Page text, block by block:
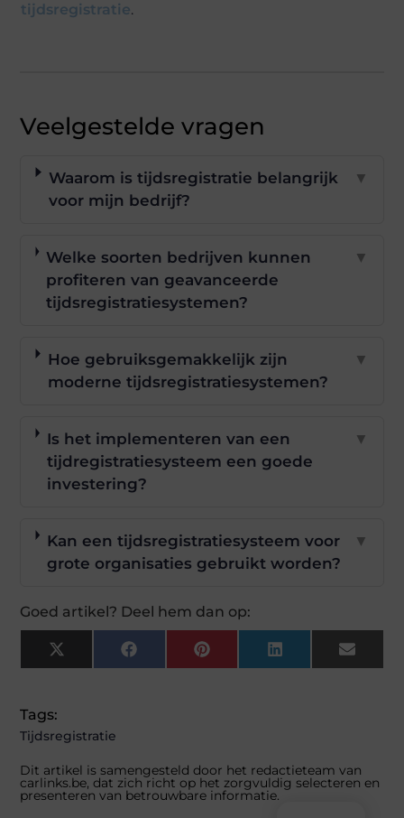
tijdsregistratie.
Veelgestelde vragen
Waarom is tijdsregistratie belangrijk
voor mijn bedrijf?
▼
Welke soorten bedrijven kunnen
profiteren van geavanceerde
tijdsregistratiesystemen?
▼
Hoe gebruiksgemakkelijk zijn
moderne tijdsregistratiesystemen?
▼
Is het implementeren van een
tijdregistratiesysteem een goede
investering?
▼
Kan een tijdsregistratiesysteem voor
grote organisaties gebruikt worden?
▼
Goed artikel? Deel hem dan op:
X
(Twitter)
FacebookPinterestLinkedInEmail
Tags:
Tijdsregistratie
Dit artikel is samengesteld door het redactieteam van
carlinks.be, dat zich richt op het zorgvuldig selecteren en
presenteren van betrouwbare informatie.